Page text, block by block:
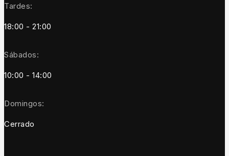
Tardes:
18:00 - 21:00
Sábados:
10:00 - 14:00
Domingos:
Cerrado